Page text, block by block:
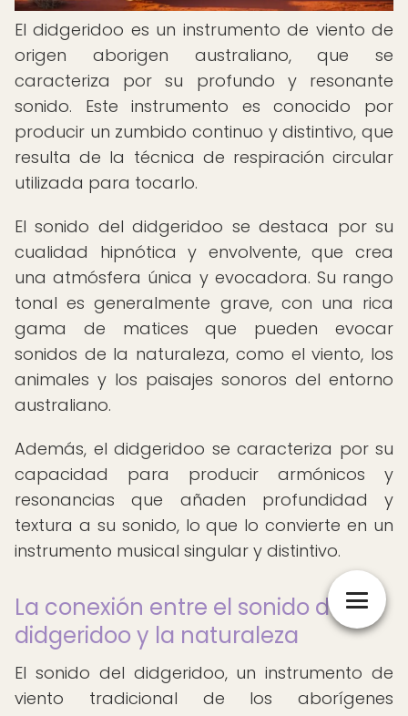
El didgeridoo es un instrumento de viento de
origen aborigen australiano, que se
caracteriza por su profundo y resonante
sonido. Este instrumento es conocido por
producir un zumbido continuo y distintivo, que
resulta de la técnica de respiración circular
utilizada para tocarlo.
El sonido del didgeridoo se destaca por su
cualidad hipnótica y envolvente, que crea
una atmósfera única y evocadora. Su rango
tonal es generalmente grave, con una rica
gama de matices que pueden evocar
sonidos de la naturaleza, como el viento, los
animales y los paisajes sonoros del entorno
australiano.
Además, el didgeridoo se caracteriza por su
capacidad para producir armónicos y
resonancias que añaden profundidad y
textura a su sonido, lo que lo convierte en un
instrumento musical singular y distintivo.
La conexión entre el sonido del
didgeridoo y la naturaleza
El sonido del didgeridoo, un instrumento de
viento tradicional de los aborígenes